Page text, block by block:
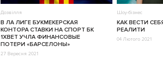
Дозвілля
В ЛА ЛИГЕ БУКМЕКЕРСКАЯ
КОНТОРА СТАВКИ НА СПОРТ БК
1XBET УЧЛА ФИНАНСОВЫЕ
ПОТЕРИ «БАРСЕЛОНЫ»
27 Вересня 2021
Шоу-бізнес
КАК ВЕСТИ
РЕАЛИТИ
04 Лютого 2021